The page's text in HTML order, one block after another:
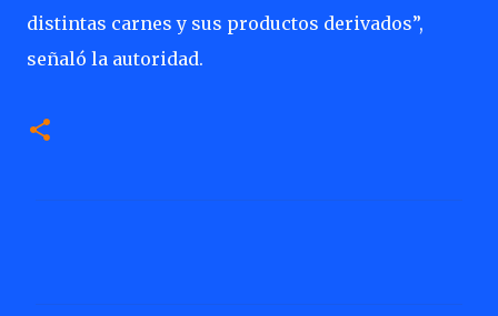
distintas carnes y sus productos derivados”,
señaló la autoridad.